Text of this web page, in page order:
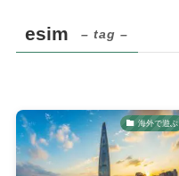
esim – tag –
海外で遊ぶ